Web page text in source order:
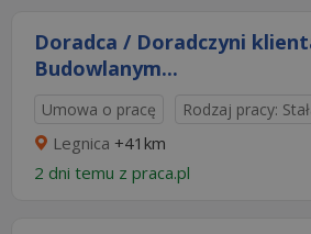
Doradca / Doradczyni
Budowlanym...
Umowa o pracę Rodzaj pracy:
Legnica +41km
2 dni temu z praca.pl